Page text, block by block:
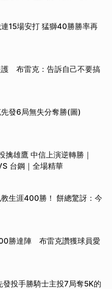
VS 富邦）
15場安打 猛獅40勝勝率再
護 布雷克：告訴自己不要搞
發6局無失分奪勝(圖)
擒雄鷹 中信上演逆轉勝｜
台鋼｜全場精華
生涯400勝！ 餅總驚訝：今
勝達陣 布雷克讚獲球員愛
發投手勝騎士主投7局奪5K的